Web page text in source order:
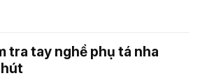
tra tay nghề phụ tá nha